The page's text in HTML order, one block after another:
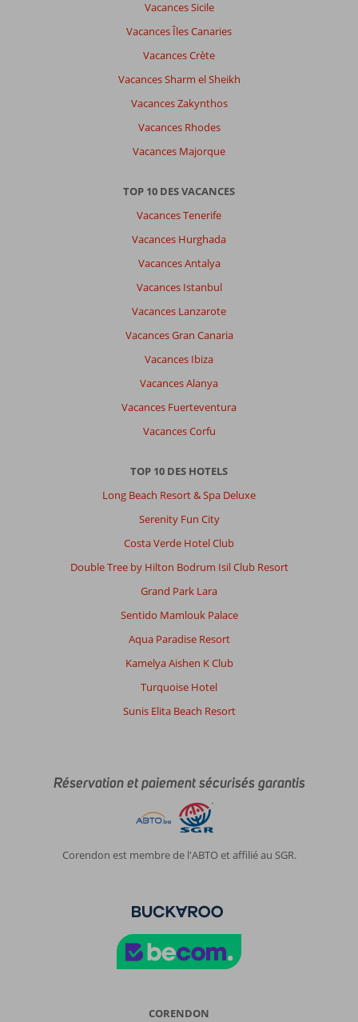
Vacances Sicile
Vacances Îles Canaries
Vacances Crète
Vacances Sharm el Sheikh
Vacances Zakynthos
Vacances Rhodes
Vacances Majorque
TOP 10 DES VACANCES
Vacances Tenerife
Vacances Hurghada
Vacances Antalya
Vacances Istanbul
Vacances Lanzarote
Vacances Gran Canaria
Vacances Ibiza
Vacances Alanya
Vacances Fuerteventura
Vacances Corfu
TOP 10 DES HOTELS
Long Beach Resort & Spa Deluxe
Serenity Fun City
Costa Verde Hotel Club
Double Tree by Hilton Bodrum Isil Club Resort
Grand Park Lara
Sentido Mamlouk Palace
Aqua Paradise Resort
Kamelya Aishen K Club
Turquoise Hotel
Sunis Elita Beach Resort
Réservation et paiement sécurisés garantis
Corendon est membre de l'ABTO et affilié au SGR.
CORENDON